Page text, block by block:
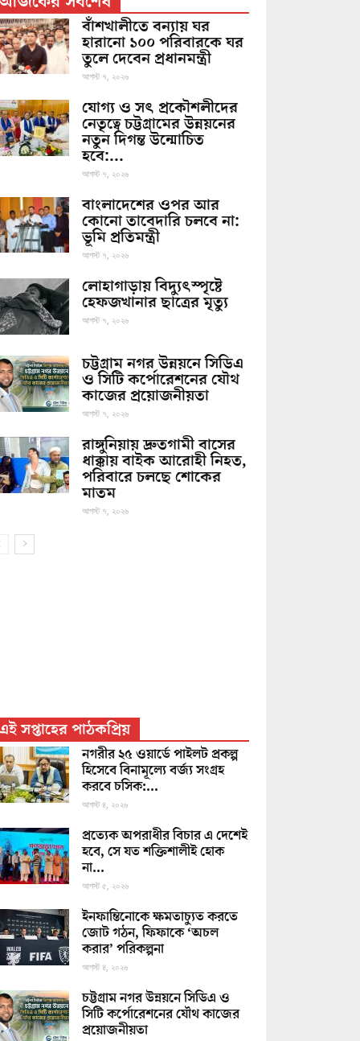
বাঁশখালীতে বন্যায় ঘর
হারানো ১০০ পরিবারকে ঘর
তুলে দেবেন প্রধানমন্ত্রী
আগস্ট ৭, ২০২৬
যোগ্য ও সৎ প্রকৌশলীদের
নেতৃত্বে চট্টগ্রামের উন্নয়নের
নতুন দিগন্ত উন্মোচিত
হবে:...
আগস্ট ৭, ২০২৬
বাংলাদেশের ওপর আর
কোনো তাবেদারি চলবে না:
ভূমি প্রতিমন্ত্রী
আগস্ট ৭, ২০২৬
লোহাগাড়ায় বিদ্যুৎস্পৃষ্টে
হেফজখানার ছাত্রের মৃত্যু
আগস্ট ৭, ২০২৬
চট্টগ্রাম নগর উন্নয়নে সিডিএ
ও সিটি কর্পোরেশনের যৌথ
কাজের প্রয়োজনীয়তা
আগস্ট ৭, ২০২৬
রাঙ্গুনিয়ায় দ্রুতগামী বাসের
ধাক্কায় বাইক আরোহী নিহত,
পরিবারে চলছে শোকের
মাতম
আগস্ট ৭, ২০২৬
সপ্তাহের পাঠকপ্রিয়
নগরীর ২৫ ওয়ার্ডে পাইলট প্রকল্প
হিসেবে বিনামূল্যে বর্জ্য সংগ্রহ
করবে চসিক:...
আগস্ট ৪, ২০২৬
প্রত্যেক অপরাধীর বিচার এ দেশেই
হবে, সে যত শক্তিশালীই হোক
না...
আগস্ট ৫, ২০২৬
ইনফান্তিনোকে ক্ষমতাচ্যুত করতে
জোট গঠন, ফিফাকে ‘অচল
করার’ পরিকল্পনা
আগস্ট ৪, ২০২৬
চট্টগ্রাম নগর উন্নয়নে সিডিএ ও
সিটি কর্পোরেশনের যৌথ কাজের
প্রয়োজনীয়তা